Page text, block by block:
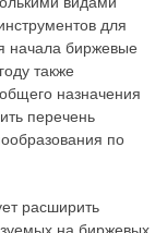
для
начала биржевые
также
назначения
перечень
по
расширить